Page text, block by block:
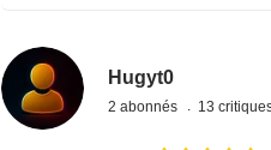
Hugyt0
2 abonnés 13